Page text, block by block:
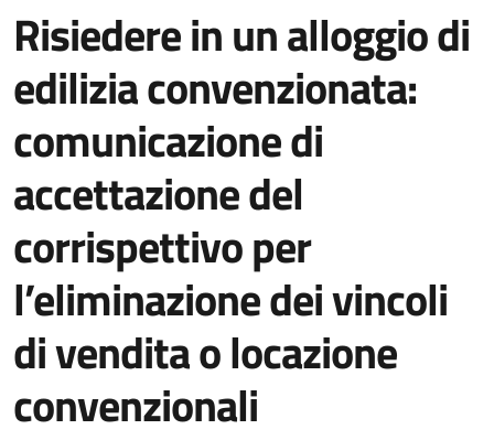
Risiedere in un alloggio di
edilizia convenzionata:
comunicazione di
accettazione del
corrispettivo per
l’eliminazione dei vincoli
di vendita o locazione
convenzionali